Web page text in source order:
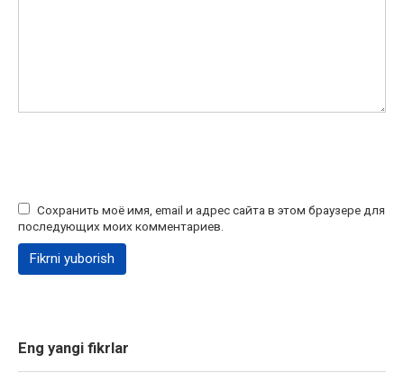
Сохранить моё имя, email и адрес сайта в этом браузере для
последующих моих комментариев.
Eng yangi fikrlar